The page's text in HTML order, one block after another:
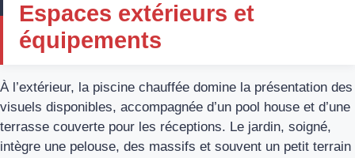
Espaces extérieurs et
équipements
À l’extérieur, la piscine chauffée domine la présentation des
visuels disponibles, accompagnée d’un pool house et d’une
terrasse couverte pour les réceptions. Le jardin, soigné,
intègre une pelouse, des massifs et souvent un petit terrain